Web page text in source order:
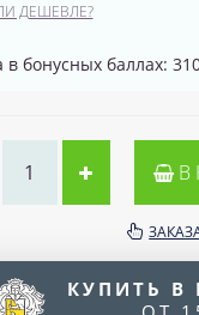
ДЕШЕВЛЕ?
в бонусных баллах:
В
КУПИТЬ В